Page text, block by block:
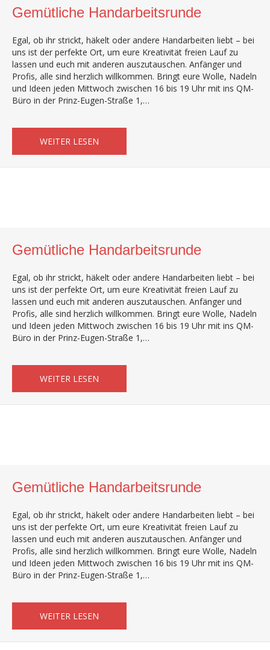
Gemütliche Handarbeitsrunde
Egal, ob ihr strickt, häkelt oder andere Handarbeiten liebt – bei
uns ist der perfekte Ort, um eure Kreativität freien Lauf zu
lassen und euch mit anderen auszutauschen. Anfänger und
Profis, alle sind herzlich willkommen. Bringt eure Wolle, Nadeln
und Ideen jeden Mittwoch zwischen 16 bis 19 Uhr mit ins QM-
Büro in der Prinz-Eugen-Straße 1,…
WEITER LESEN
Gemütliche Handarbeitsrunde
Egal, ob ihr strickt, häkelt oder andere Handarbeiten liebt – bei
uns ist der perfekte Ort, um eure Kreativität freien Lauf zu
lassen und euch mit anderen auszutauschen. Anfänger und
Profis, alle sind herzlich willkommen. Bringt eure Wolle, Nadeln
und Ideen jeden Mittwoch zwischen 16 bis 19 Uhr mit ins QM-
Büro in der Prinz-Eugen-Straße 1,…
WEITER LESEN
Gemütliche Handarbeitsrunde
Egal, ob ihr strickt, häkelt oder andere Handarbeiten liebt – bei
uns ist der perfekte Ort, um eure Kreativität freien Lauf zu
lassen und euch mit anderen auszutauschen. Anfänger und
Profis, alle sind herzlich willkommen. Bringt eure Wolle, Nadeln
und Ideen jeden Mittwoch zwischen 16 bis 19 Uhr mit ins QM-
Büro in der Prinz-Eugen-Straße 1,…
WEITER LESEN